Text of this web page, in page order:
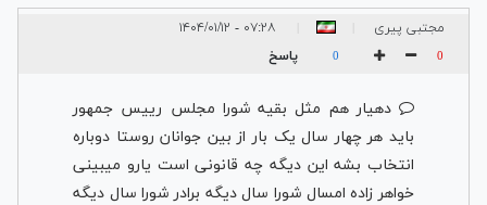
مجتبی پیری ۰۷:۲۸ - ۱۴۰۴/۰۱/۱۲
0
0 پاسخ
دهیار هم مثل بقیه شورا مجلس رییس جمهور
باید هر چهار سال یک بار از بین جوانان روستا دوباره
انتخاب بشه این دیگه چه قانونی است یارو میبینی
خواهر زاده امسال شورا سال دیگه برادر شورا سال دیگه